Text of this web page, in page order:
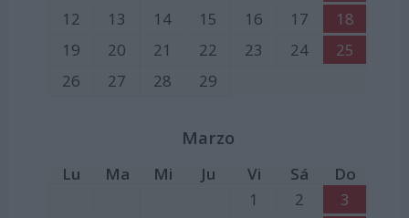
12
13 14 15 16 17
18
19
20 21 22 23 24
25
26
27 28 29
Marzo
Lu Ma Mi Ju Vi Sá
Do
1
2
3